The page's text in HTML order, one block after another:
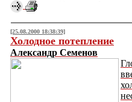
[25.08.2000 18:38:39]
Холодное потепление
Александр Семенов